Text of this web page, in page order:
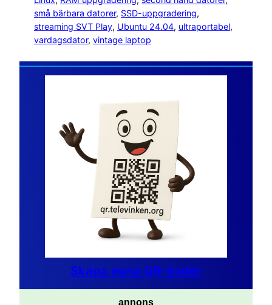
små bärbara datorer, SSD-uppgradering
streaming SVT Play, Ubuntu 24.04, ultraportabel
vardagsdator, vintage laptop
Skapa egna QR-koder
annons